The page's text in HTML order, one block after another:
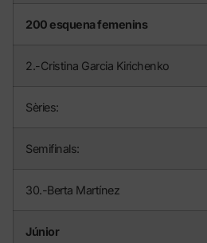
200 esquena femenins
2.-Cristina Garcia Kirichenko
Sèries:
Semifinals:
30.-Berta Martínez
Júnior